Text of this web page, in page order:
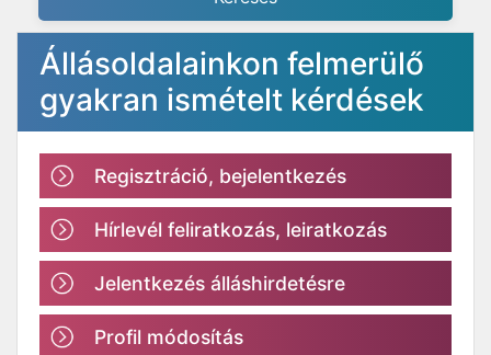
Állásoldalainkon felmerülő
gyakran ismételt kérdések
Regisztráció, bejelentkezés
Hírlevél feliratkozás, leiratkozás
Jelentkezés álláshirdetésre
Profil módosítás